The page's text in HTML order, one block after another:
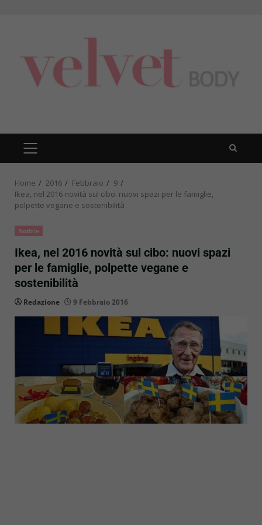
PRIMARY
MENU
Home 2016 Febbraio
9
Ikea, nel 2016 novità sul cibo: nuovi spazi per le famiglie,
polpette vegane e sostenibilità
Notizie
Ikea, nel 2016 novità sul cibo: nuovi spazi
per le famiglie, polpette vegane e
sostenibilità
Redazione 9 Febbraio 2016